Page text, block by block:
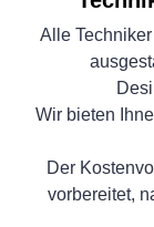
Alle
Wir bieten
Der
vorbereitet,